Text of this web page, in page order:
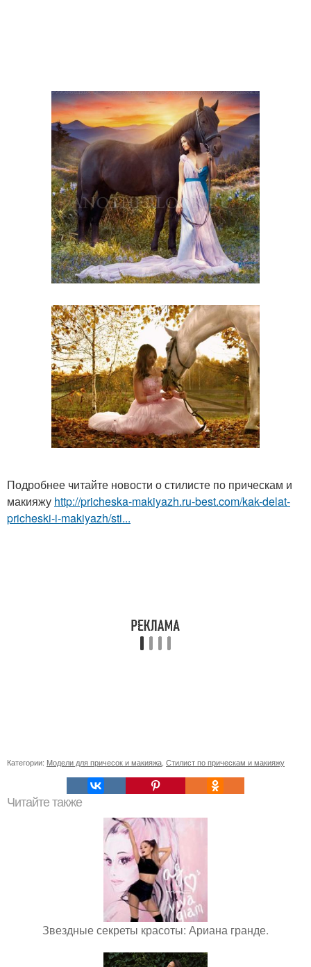
Подробнее читайте новости о стилисте по прическам и
макияжу http://pricheska-makiyazh.ru-best.com/kak-delat-
pricheski-i-makiyazh/sti...
Категории: Модели для причесок и макияжа Стилист по прическам и макияжу
Читайте также
Звездные секреты красоты: Ариана гранде.